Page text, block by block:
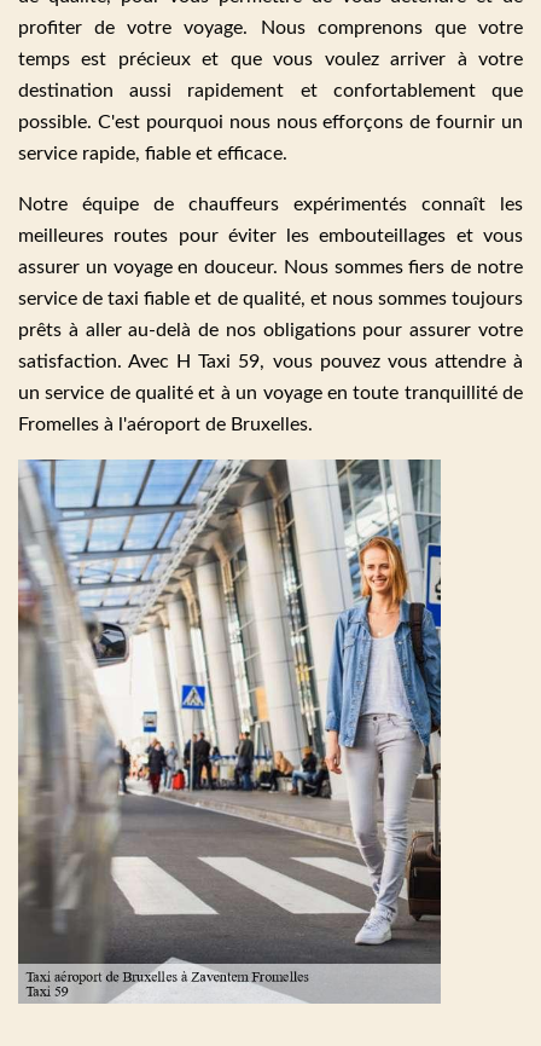
profiter de votre voyage. Nous comprenons que votre
temps est précieux et que vous voulez arriver à votre
destination aussi rapidement et confortablement que
possible. C'est pourquoi nous nous efforçons de fournir un
service rapide, fiable et efficace.
Notre équipe de chauffeurs expérimentés connaît les
meilleures routes pour éviter les embouteillages et vous
assurer un voyage en douceur. Nous sommes fiers de notre
service de taxi fiable et de qualité, et nous sommes toujours
prêts à aller au-delà de nos obligations pour assurer votre
satisfaction. Avec H Taxi 59, vous pouvez vous attendre à
un service de qualité et à un voyage en toute tranquillité de
Fromelles à l'aéroport de Bruxelles.